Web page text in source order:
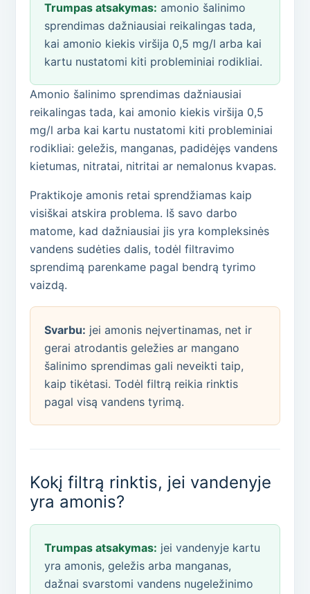
Trumpas atsakymas: amonio šalinimo
sprendimas dažniausiai reikalingas tada,
kai amonio kiekis viršija 0,5 mg/l arba kai
kartu nustatomi kiti probleminiai rodikliai.
Amonio šalinimo sprendimas dažniausiai
reikalingas tada, kai amonio kiekis viršija 0,5
mg/l arba kai kartu nustatomi kiti probleminiai
rodikliai: geležis, manganas, padidėjęs vandens
kietumas, nitratai, nitritai ar nemalonus kvapas.
Praktikoje amonis retai sprendžiamas kaip
visiškai atskira problema. Iš savo darbo
matome, kad dažniausiai jis yra kompleksinės
vandens sudėties dalis, todėl filtravimo
sprendimą parenkame pagal bendrą tyrimo
vaizdą.
Svarbu: jei amonis neįvertinamas, net ir
gerai atrodantis geležies ar mangano
šalinimo sprendimas gali neveikti taip,
kaip tikėtasi. Todėl filtrą reikia rinktis
pagal visą vandens tyrimą.
Kokį filtrą rinktis, jei vandenyje
yra amonis?
Trumpas atsakymas: jei vandenyje kartu
yra amonis, geležis arba manganas,
dažnai svarstomi vandens nugeležinimo